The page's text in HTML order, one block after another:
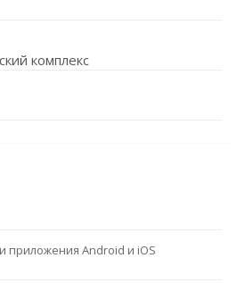
комплекс
приложения Android и iOS